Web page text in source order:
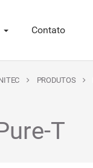
Contato
T
PRODUTOS